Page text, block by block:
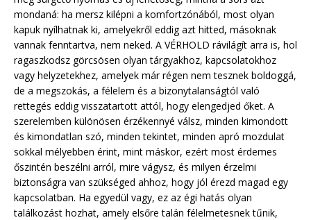
mondaná: ha mersz kilépni a komfortzónából, most olyan
kapuk nyílhatnak ki, amelyekről eddig azt hitted, másoknak
vannak fenntartva, nem neked. A VÉRHOLD rávilágít arra is, hol
ragaszkodsz görcsösen olyan tárgyakhoz, kapcsolatokhoz
vagy helyzetekhez, amelyek már régen nem tesznek boldoggá,
de a megszokás, a félelem és a bizonytalanságtól való
rettegés eddig visszatartott attól, hogy elengedjed őket. A
szerelemben különösen érzékennyé válsz, minden kimondott
és kimondatlan szó, minden tekintet, minden apró mozdulat
sokkal mélyebben érint, mint máskor, ezért most érdemes
őszintén beszélni arról, mire vágysz, és milyen érzelmi
biztonságra van szükséged ahhoz, hogy jól érezd magad egy
kapcsolatban. Ha egyedül vagy, ez az égi hatás olyan
találkozást hozhat, amely elsőre talán félelmetesnek tűnik,